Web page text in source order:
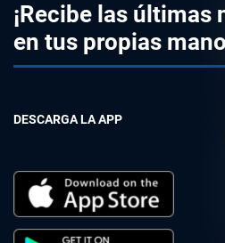
¡Recibe las últimas
en tus propias
DESCARGA LA APP